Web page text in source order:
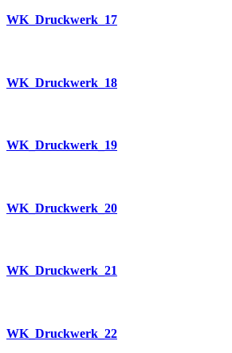
WK_Druckwerk_17
WK_Druckwerk_18
WK_Druckwerk_19
WK_Druckwerk_20
WK_Druckwerk_21
WK_Druckwerk_22